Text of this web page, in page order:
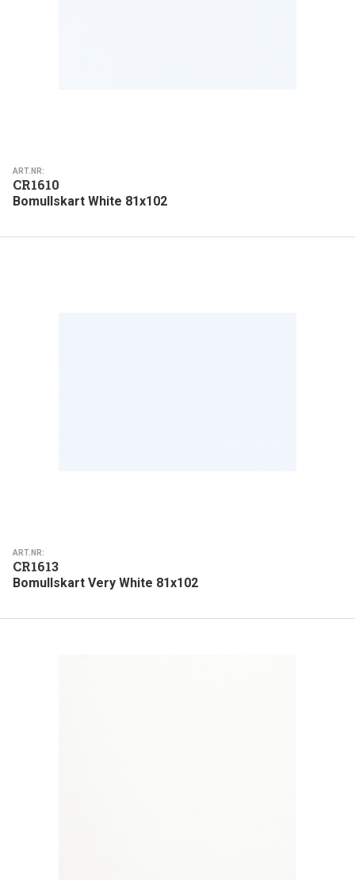
ART.NR:
CR1610
Bomullskart White 81x102
ART.NR:
CR1613
Bomullskart Very White 81x102